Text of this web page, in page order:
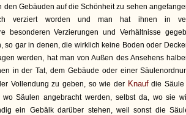
den Gebäuden auf die Schönheit zu sehen
verziert worden und man hat ihnen in
besonderen Verzierungen und Verhältnisse
so gar in denen, die wirklich keine Boden oder
werden, hat man von Außen des Ansehens
in der Tat, dem Gebäude oder einer
Vollendung zu geben, so wie der Knaufdie Säule
wo Säulen angebracht werden, selbst da, wo sie
ein Gebälk darüber stehen, weil sonst die